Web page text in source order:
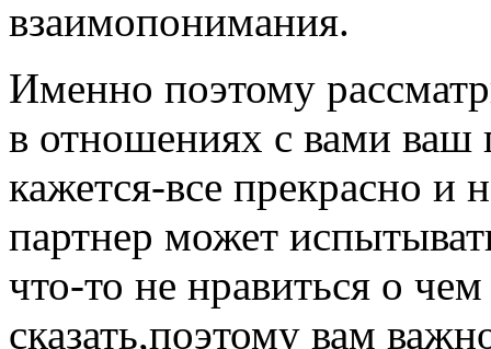
взаимопонимания.
Именно поэтому
в отношениях с вами ваш
кажется-все прекрасно и
партнер может
что-то не нравиться о
сказать,поэтому вам